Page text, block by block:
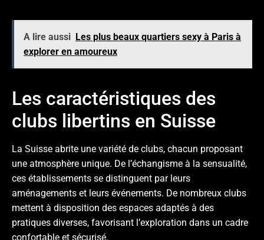
A lire aussi Les plus beaux quartiers sexy à Paris à
explorer en amoureux
Les caractéristiques des
clubs libertins en Suisse
La Suisse abrite une variété de clubs, chacun proposant
une atmosphère unique. De l’échangisme à la sensualité,
ces établissements se distinguent par leurs
aménagements et leurs événements. De nombreux clubs
mettent à disposition des espaces adaptés à des
pratiques diverses, favorisant l’exploration dans un cadre
confortable et sécurisé.